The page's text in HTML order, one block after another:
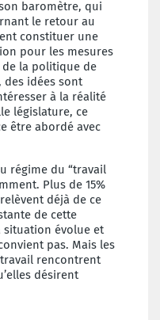
baromètre, qui
le retour au
constituer une
pour les mesures
de la politique de
idées sont
à la réalité
législature, ce
être abordé avec
régime du “travail
Plus de 15%
déjà de ce
de cette
évolue et
pas. Mais les
rencontrent
désirent